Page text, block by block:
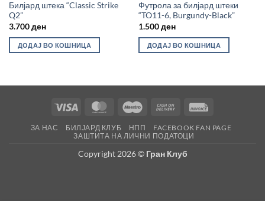
Билјард штека “Classic Strike
Q2”
3.700ден
ДОДАЈ ВО КОШНИЦА
Футрола за билјард штеки
“TO11-6, Burgundy-Black”
1.500ден
ДОДАЈ ВО КОШНИЦА
Visa MasterCardMaestro
Cash
Delivery
ЗА НАС БИЛЈАРД КЛУБ НПП
FACEBOOK FAN PAGE
ЗАШТИТА НА ЛИЧНИ ПОДАТОЦИ
Copyright 2026 © Гран Клуб